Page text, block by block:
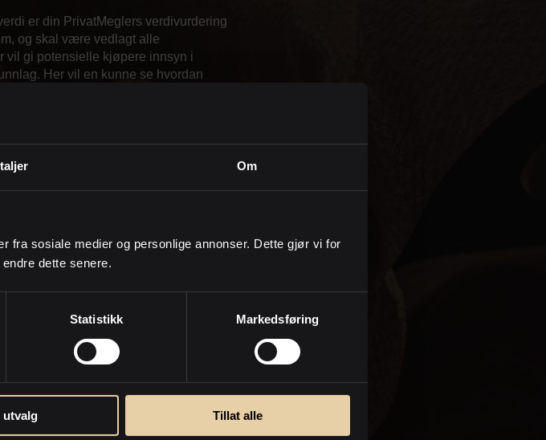
Om
fra sosiale medier og personlige annonser. Dette gjør vi for
dette senere.
Statistikk Markedsføring
utvalg Tillat alle
er din PrivatMeglers verdivurdering
og skal være vedlagt alle
vil gi potensielle kjøpere innsyn i
Her vil en kunne se hvordan
akkurat nå m.m.
det være aktuelt å utføre
å betale, og dermed avstemme om
det gjennom en befaring sammen med
presenterer de ulike rommene og
siden du flyttet inn. I
innhente statistisk informasjon om